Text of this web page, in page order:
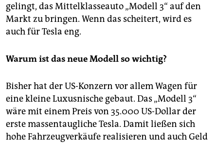
gelingt, das Mittelklasseauto „Modell 3“ auf den
Markt zu bringen. Wenn das scheitert, wird es
auch für Tesla eng.
Warum ist das neue Modell so wichtig?
Bisher hat der US-Konzern vor allem Wagen für
eine kleine Luxusnische gebaut. Das „Modell 3“
wäre mit einem Preis von 35.000 US-Dollar der
erste massentaugliche Tesla. Damit ließen sich
hohe Fahrzeugverkäufe realisieren und auch Geld